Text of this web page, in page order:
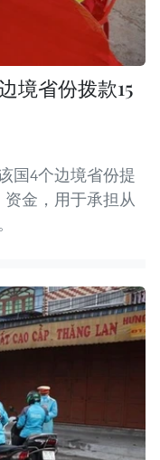
境省份拨款15
国4个边境省份提
资金，用于承担从